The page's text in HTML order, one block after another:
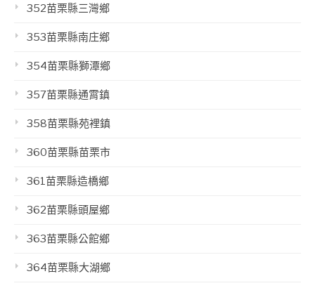
352苗栗縣三灣鄉
353苗栗縣南庄鄉
354苗栗縣獅潭鄉
357苗栗縣通霄鎮
358苗栗縣苑裡鎮
360苗栗縣苗栗市
361苗栗縣造橋鄉
362苗栗縣頭屋鄉
363苗栗縣公館鄉
364苗栗縣大湖鄉